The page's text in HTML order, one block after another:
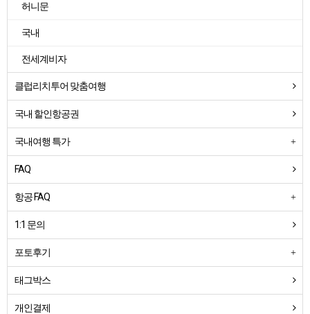
허니문
국내
전세계비자
클럽리치투어 맞춤여행
국내 할인항공권
국내여행 특가
FAQ
항공 FAQ
1:1 문의
포토후기
태그박스
개인결제